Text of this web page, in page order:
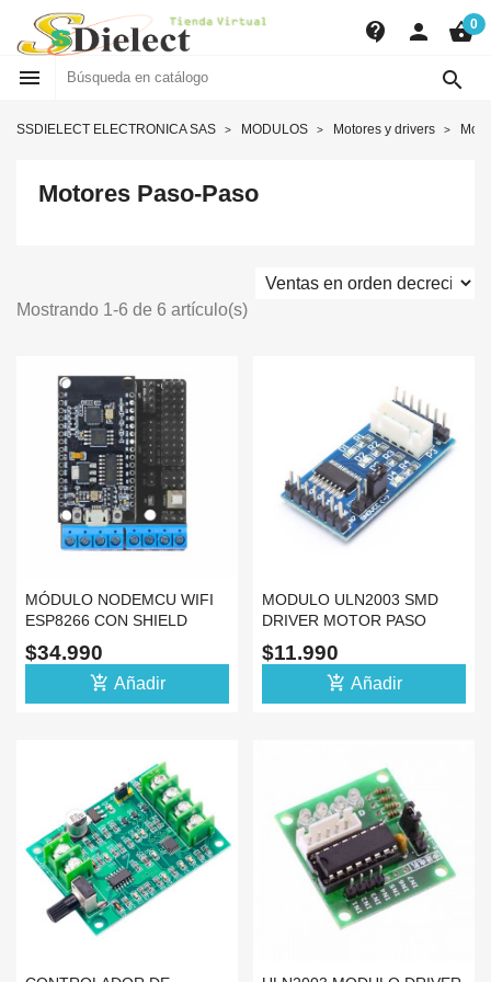
contact_support person shopping_basket0
 
SSDIELECT ELECTRONICA SAS MODULOS Motores y drivers
Motores Paso-Paso
Mostrando 1-6 de 6 artículo(s)
MÓDULO NODEMCU WIFI
ESP8266 CON SHIELD
L293D ESP12E MOTOR DC
$34.990
add_shopping_cart Añadir
MODULO ULN2003 SMD
DRIVER MOTOR PASO
PASO 28BYJ-48 AZUL
$11.990
add_shopping_cart Añadir